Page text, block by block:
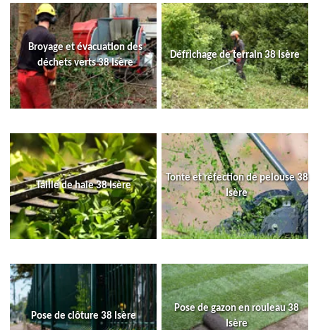
Broyage et évacuation des
déchets verts 38 Isère
Défrichage de terrain 38 Isère
Taille de haie 38 Isère
Tonte et réfection de pelouse 38
Isère
Pose de clôture 38 Isère
Pose de gazon en rouleau 38
Isère